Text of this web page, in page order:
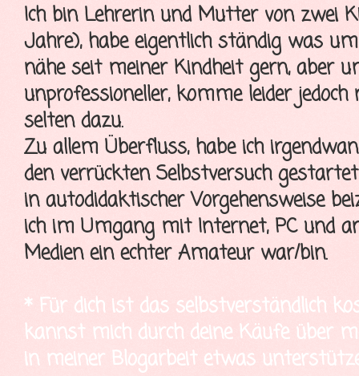
Ich bin Lehrerin und Mutter von zwei
Jahre), habe eigentlich ständig was
nähe seit meiner Kindheit gern, aber
unprofessioneller, komme leider
selten dazu.
Zu allem Überfluss, habe ich
den verrückten Selbstversuch
in autodidaktischer Vorgehensweise
ich im Umgang mit Internet, PC und
Medien ein echter Amateur war/bin.
* Für dich ist das selbstverständlich
kannst mich durch deine Käufe über
in meiner Blogarbeit etwas